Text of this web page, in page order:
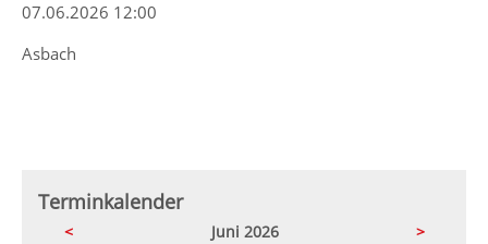
07.06.2026 12:00
Asbach
Terminkalender
< Juni 2026
>